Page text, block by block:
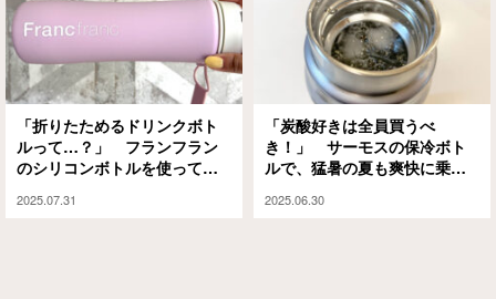
「折りたためるドリンクボト
ルって…？」 フランフラン
のシリコンボトルを使ってみ
2025.07.31
「炭酸好きは全員買うべ
き！」 サーモスの保冷ボト
ルで、猛暑の夏も爽快に乗り
2025.06.30